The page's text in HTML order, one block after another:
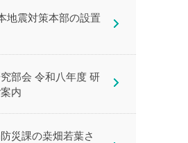
地震対策本部の設置
部会 令和八年度 研
内
災課の桒畑若葉さ